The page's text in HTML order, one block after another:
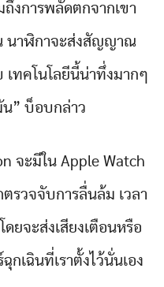
งการพลัดตกจากเขา
นาฬิกาจะส่งสัญญาณ
ทคโนโลยีนี้น่าทึ่งมากๆ
น” บ็อบกล่าว
จะมีใน Apple Watch
รวจจับการลื่นล้ม เวลา
ยจะส่งเสียงเตือนหรือ
กเฉินที่เราตั้งไว้นั่นเอง